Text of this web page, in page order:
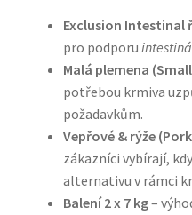
Hill’s pro psy
Hračky pro psy
Konzervy a kapsičky pro
N&D Farmina pro psy
Exclusion Intestinal
pro podporu
Malá plemena
potřebou krmiva
požadavkům.
Vepřové & rýže
zákazníci vybírají,
alternativu v rámci
Balení 2 x 7 kg–